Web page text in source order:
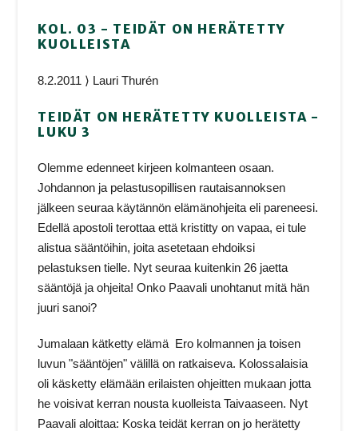
KOL. 03 - TEIDÄT ON HERÄTETTY
KUOLLEISTA
8.2.2011 ⟩ Lauri Thurén
TEIDÄT ON HERÄTETTY KUOLLEISTA -
LUKU 3
Olemme edenneet kirjeen kolmanteen osaan.
Johdannon ja pelastusopillisen rautaisannoksen
jälkeen seuraa käytännön elämänohjeita eli pareneesi.
Edellä apostoli terottaa että kristitty on vapaa, ei tule
alistua sääntöihin, joita asetetaan ehdoiksi
pelastuksen tielle. Nyt seuraa kuitenkin 26 jaetta
sääntöjä ja ohjeita! Onko Paavali unohtanut mitä hän
juuri sanoi?
Jumalaan kätketty elämä Ero kolmannen ja toisen
luvun "sääntöjen" välillä on ratkaiseva. Kolossalaisia
oli käsketty elämään erilaisten ohjeitten mukaan jotta
he voisivat kerran nousta kuolleista Taivaaseen. Nyt
Paavali aloittaa: Koska teidät kerran on jo herätetty